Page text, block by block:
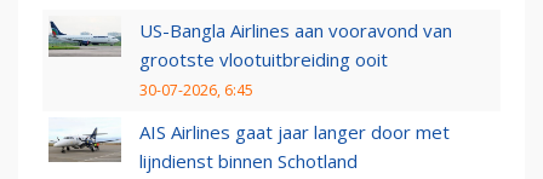
US-Bangla Airlines aan vooravond van
grootste vlootuitbreiding ooit
30-07-2026, 6:45
AIS Airlines gaat jaar langer door met
lijndienst binnen Schotland